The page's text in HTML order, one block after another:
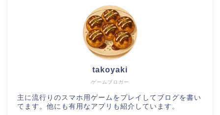
ゲームブロガー
takoyaki
主に流行りのスマホ用ゲームをプレイしてブログを書い
てます。他にも有用なアプリも紹介しています。